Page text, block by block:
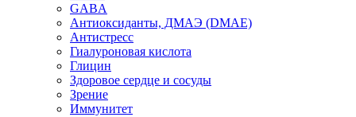
GABA
Антиоксиданты, ДМАЭ (DMAE)
Антистресс
Гиалуроновая кислота
Глицин
Здоровое сердце и сосуды
Зрение
Иммунитет